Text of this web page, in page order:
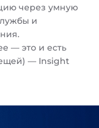
через умную
и
— это и есть
— Insight